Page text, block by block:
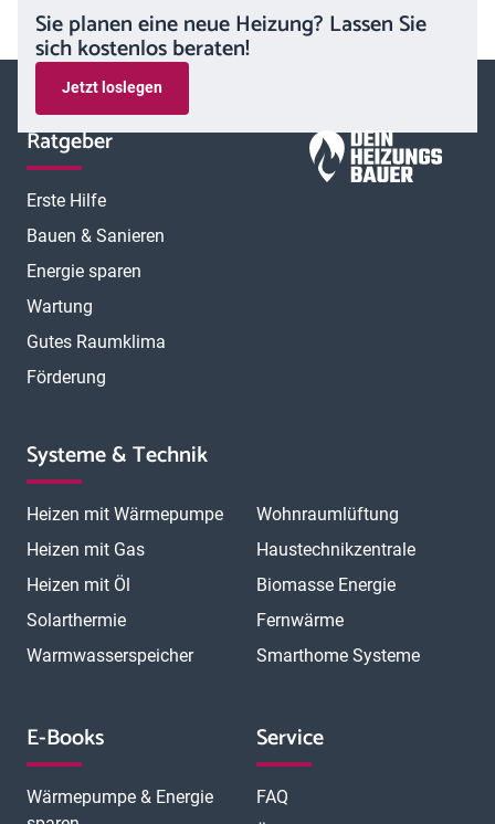
Sie planen eine neue Heizung? Lassen Sie
sich kostenlos beraten!
Jetzt loslegen
Ratgeber
Erste Hilfe
Bauen & Sanieren
Energie sparen
Wartung
Gutes Raumklima
Förderung
Systeme & Technik
Heizen mit Wärmepumpe
Heizen mit Gas
Heizen mit Öl
Solarthermie
Warmwasserspeicher
Wohnraumlüftung
Haustechnikzentrale
Biomasse Energie
Fernwärme
Smarthome Systeme
E-Books
Wärmepumpe & Energie
Service
FAQ